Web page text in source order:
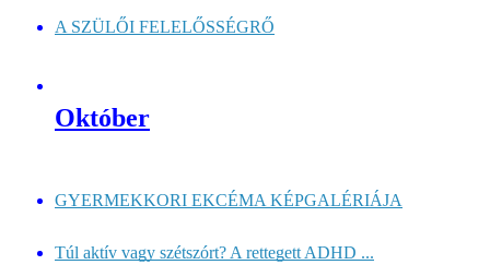
A SZÜLŐI FELELŐSSÉGRŐ
Október
GYERMEKKORI EKCÉMA KÉPGALÉRIÁJA
Túl aktív vagy szétszórt? A rettegett ADHD ...